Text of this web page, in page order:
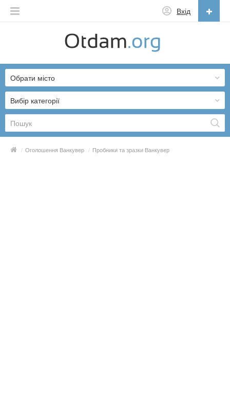
Вхід
English
Русский
Українська
Вибір категорії
Обрати місто
/ Оголошення Ванкувер / Пробники та зразки Ванкувер